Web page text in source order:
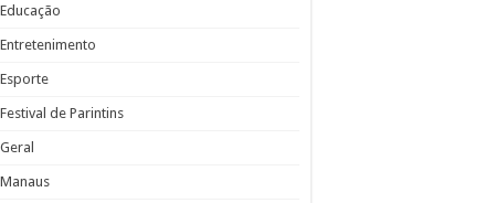
Educação
Entretenimento
Esporte
Festival de Parintins
Geral
Manaus